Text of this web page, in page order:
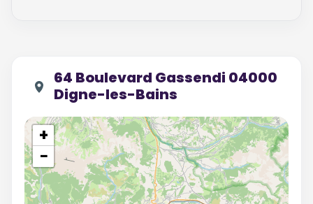
64 Boulevard Gassendi 04000
Digne-les-Bains
+
−